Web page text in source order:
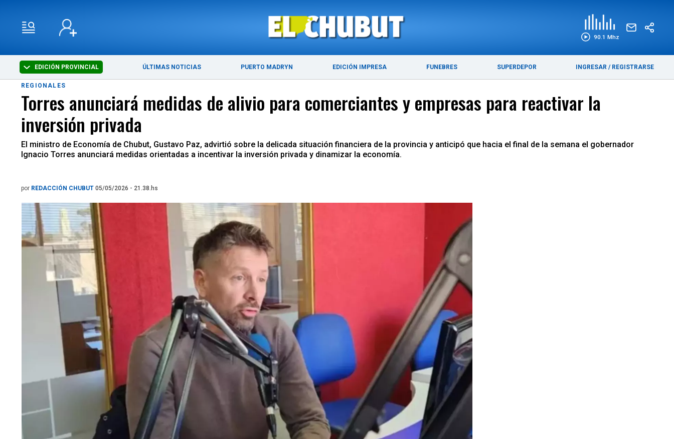
90.1 Mhz
EDICIÓN PROVINCIAL ÚLTIMAS NOTICIAS PUERTO MADRYN EDICIÓN IMPRESA FUNEBRES SUPERDEPOR INGRESAR / REGISTRARSE
ÚLTIMAS NOTICIAS PUERTO MADRYN
REGIONALES
Torres anunciará medidas de alivio para comerciantes y empresas para reactivar la
inversión privada
El ministro de Economía de Chubut, Gustavo Paz, advirtió sobre la delicada situación financiera de la provincia y anticipó que hacia el final de la semana el gobernador
Ignacio Torres anunciará medidas orientadas a incentivar la inversión privada y dinamizar la economía.
por REDACCIÓN CHUBUT 05/05/2026 - 21.38.hs